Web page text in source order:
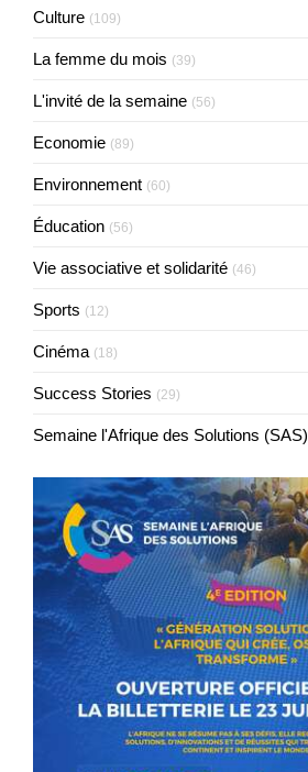
Culture (109)
La femme du mois (39)
L'invité de la semaine (56)
Economie (89)
Environnement (60)
Éducation (56)
Vie associative et solidarité (46)
Sports (12)
Cinéma (18)
Success Stories (29)
Semaine l'Afrique des Solutions (SAS)